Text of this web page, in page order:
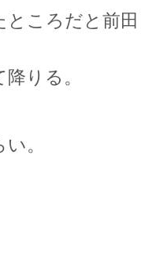
ころだと前
りる。
。